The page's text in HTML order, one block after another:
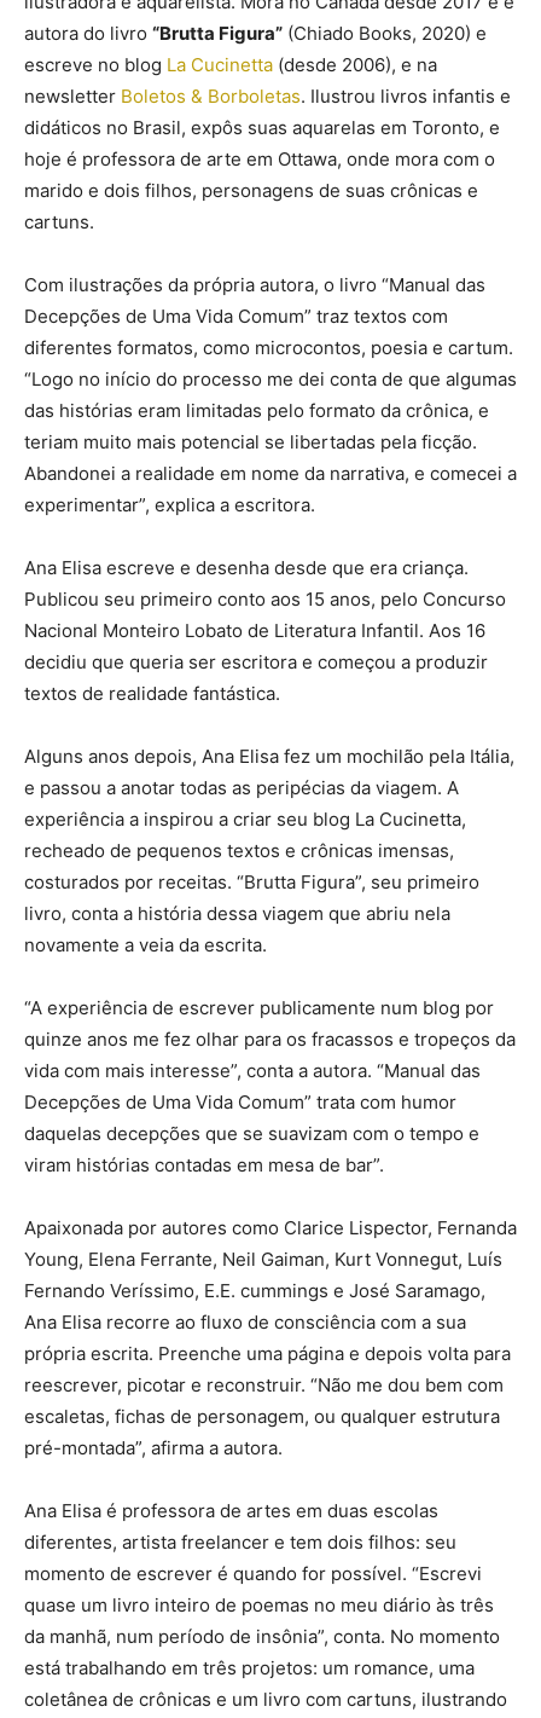
autora do livro “Brutta Figura” (Chiado Books, 2020) e
escreve no blog La Cucinetta (desde 2006), e na
newsletter Boletos & Borboletas. Ilustrou livros infantis e
didáticos no Brasil, expôs suas aquarelas em Toronto, e
hoje é professora de arte em Ottawa, onde mora com o
marido e dois filhos, personagens de suas crônicas e
cartuns.
Com ilustrações da própria autora, o livro “Manual das
Decepções de Uma Vida Comum” traz textos com
diferentes formatos, como microcontos, poesia e cartum.
“Logo no início do processo me dei conta de que algumas
das histórias eram limitadas pelo formato da crônica, e
teriam muito mais potencial se libertadas pela ficção.
Abandonei a realidade em nome da narrativa, e comecei a
experimentar”, explica a escritora.
Ana Elisa escreve e desenha desde que era criança.
Publicou seu primeiro conto aos 15 anos, pelo Concurso
Nacional Monteiro Lobato de Literatura Infantil. Aos 16
decidiu que queria ser escritora e começou a produzir
textos de realidade fantástica.
Alguns anos depois, Ana Elisa fez um mochilão pela Itália,
e passou a anotar todas as peripécias da viagem. A
experiência a inspirou a criar seu blog La Cucinetta,
recheado de pequenos textos e crônicas imensas,
costurados por receitas. “Brutta Figura”, seu primeiro
livro, conta a história dessa viagem que abriu nela
novamente a veia da escrita.
“A experiência de escrever publicamente num blog por
quinze anos me fez olhar para os fracassos e tropeços da
vida com mais interesse”, conta a autora. “Manual das
Decepções de Uma Vida Comum” trata com humor
daquelas decepções que se suavizam com o tempo e
viram histórias contadas em mesa de bar”.
Apaixonada por autores como Clarice Lispector, Fernanda
Young, Elena Ferrante, Neil Gaiman, Kurt Vonnegut, Luís
Fernando Veríssimo, E.E. cummings e José Saramago,
Ana Elisa recorre ao fluxo de consciência com a sua
própria escrita. Preenche uma página e depois volta para
reescrever, picotar e reconstruir. “Não me dou bem com
escaletas, fichas de personagem, ou qualquer estrutura
pré-montada”, afirma a autora.
Ana Elisa é professora de artes em duas escolas
diferentes, artista freelancer e tem dois filhos: seu
momento de escrever é quando for possível. “Escrevi
quase um livro inteiro de poemas no meu diário às três
da manhã, num período de insônia”, conta. No momento
está trabalhando em três projetos: um romance, uma
coletânea de crônicas e um livro com cartuns, ilustrando